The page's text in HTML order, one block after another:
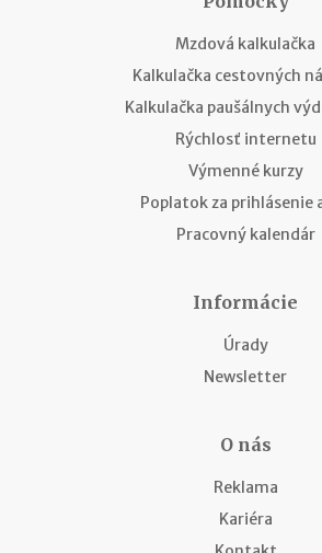
Mzdová kalkulačka
Kalkulačka cestovných
Kalkulačka paušálnych
Rýchlosť internetu
Výmenné kurzy
Poplatok za prihlásenie
Pracovný kalendár
Informácie
Úrady
Newsletter
O nás
Reklama
Kariéra